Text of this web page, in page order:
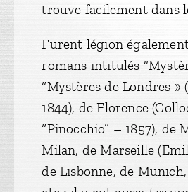
trouve facilement dans
Furent légion
romans intitulés
“Mystères de Londres »
1844), de Florence
“Pinocchio” – 1857), de
Milan, de Marseille
de Lisbonne, de